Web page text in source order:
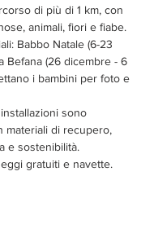
di più di 1 km, con
animali, fiori e fiabe.
Babbo Natale (6-23
Befana (26 dicembre - 6
i bambini per foto e
sono
materiali di recupero,
e sostenibilità.
gratuiti e navette.